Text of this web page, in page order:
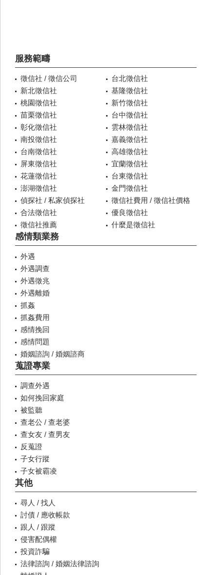
服務範疇
徵信社 / 徵信公司
台北徵信社
新北徵信社
基隆徵信社
桃園徵信社
新竹徵信社
苗栗徵信社
台中徵信社
彰化徵信社
雲林徵信社
南投徵信社
嘉義徵信社
台南徵信社
高雄徵信社
屏東徵信社
宜蘭徵信社
花蓮徵信社
台東徵信社
澎湖徵信社
金門徵信社
偵探社 / 私家偵探社
徵信社費用 / 徵信社價格
合法徵信社
優良徵信社
徵信社推薦
什麼是徵信社
感情類業務
外遇
外遇調查
外遇徵兆
外遇離婚
抓姦
抓姦費用
感情挽回
感情問題
婚姻諮詢 / 婚姻諮商
蒐證專業
調查外遇
如何挽回家庭
被監聽
查老公 / 查老婆
查女友 / 查男友
反蒐證
子女行蹤
子女被霸凌
其他
尋人 / 找人
討債 / 應收帳款
跟人 / 跟蹤
侵害配偶權
投資詐騙
法律諮詢 / 婚姻法律諮詢